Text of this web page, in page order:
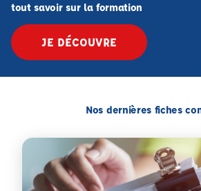
tout savoir sur la formation
JE DÉCOUVRE
Nos dernières fiches